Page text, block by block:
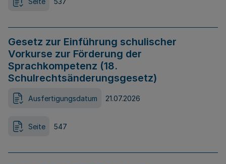
Gesetz zur Einführung schulischer
Vorkurse zur Förderung der
Sprachkompetenz (18.
Schulrechtsänderungsgesetz)
Ausfertigungsdatum 21.07.2026
Seite 547